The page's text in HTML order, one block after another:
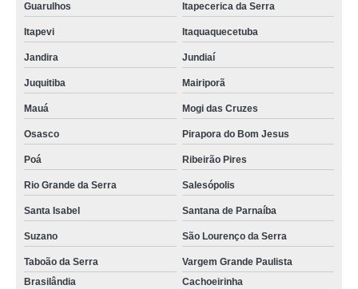
Guarulhos Itapecerica da Serra
Itapevi Itaquaquecetuba
Jandira Jundiaí
Juquitiba Mairiporã
Mauá Mogi das Cruzes
Osasco Pirapora do Bom Jesus
Poá Ribeirão Pires
Rio Grande da Serra Salesópolis
Santa Isabel Santana de Parnaíba
Suzano São Lourenço da Serra
Taboão da Serra
Vargem Grande Paulista
Brasilândia
Cachoeirinha